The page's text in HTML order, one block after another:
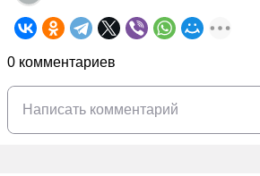
0 комментариев